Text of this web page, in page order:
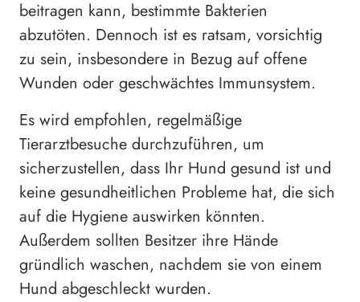
beitragen kann, bestimmte Bakterien
abzutöten. Dennoch ist es ratsam, vorsichtig
zu sein, insbesondere in Bezug auf offene
Wunden oder geschwächtes Immunsystem.
Es wird empfohlen, regelmäßige
Tierarztbesuche durchzuführen, um
sicherzustellen, dass Ihr Hund gesund ist und
keine gesundheitlichen Probleme hat, die sich
auf die Hygiene auswirken könnten.
Außerdem sollten Besitzer ihre Hände
gründlich waschen, nachdem sie von einem
Hund abgeschleckt wurden.